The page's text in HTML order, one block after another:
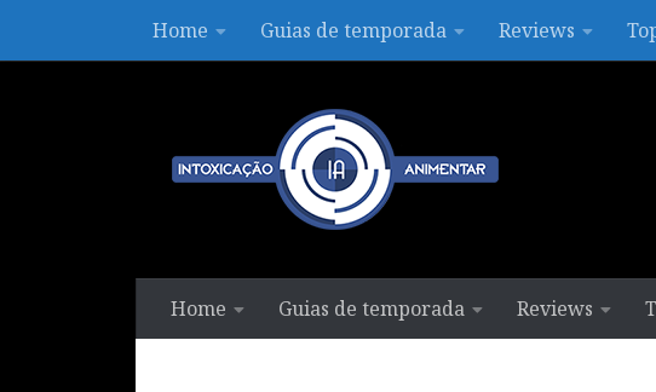
Skip to contentHome Guias de temporada Reviews
Home Guias de temporada Reviews